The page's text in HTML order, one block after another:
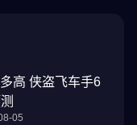
高 侠盗飞车手6
05